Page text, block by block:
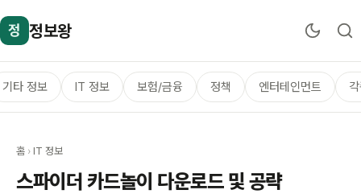
정 정보왕
기타 정보 IT 정보 보험/금융 정책 엔터테인먼트
홈 › IT 정보
스파이더 카드놀이 다운로드 및 공략